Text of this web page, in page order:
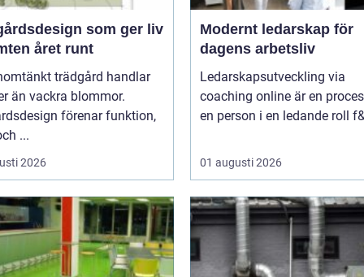
som ger liv
året runt
trädgård handlar
än vackra blommor.
förenar funktion,
...
2026
Modernt ledarskap för
dagens arbetsliv
Ledarskapsutveckling via
coaching online är en
en person i en ledande roll
01 augusti 2026